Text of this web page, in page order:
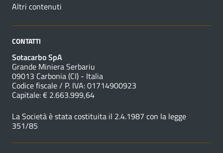
Altri contenuti
CONTATTI
Sotacarbo SpA
Grande Miniera Serbariu
09013 Carbonia (CI) - Italia
Codice fiscale / P. IVA: 01714900923
Capitale: € 2.663.999,64
La Società è stata costituita il 2.4.1987 con la legge
351/85